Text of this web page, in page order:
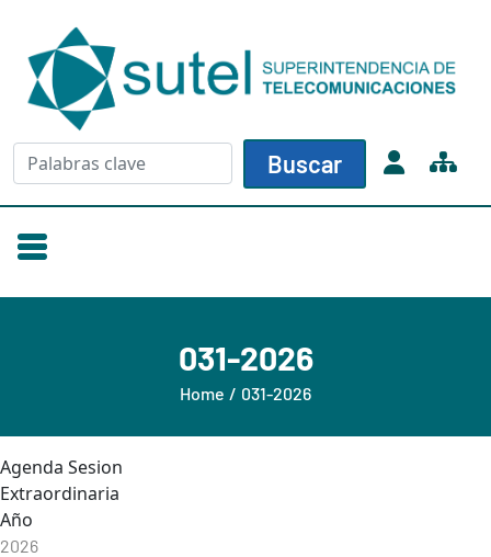
Buscar Buscar
031-2026
Home 031-2026
Agenda Sesion
Extraordinaria
Año
2026